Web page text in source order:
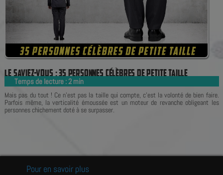
LESAVIEZ-VOUS:35PERSONNESCÉLÈBRESDEPETITETAILLE
Temps de lecture :2 min
Mais pas du tout ! Ce n'est pas la taille qui compte, c'est la volonté de bien faire.
Parfois même, la verticalité émoussée est un moteur de revanche obligeant les
personnes chichement doté à se surpasser.
Pour en savoir plus